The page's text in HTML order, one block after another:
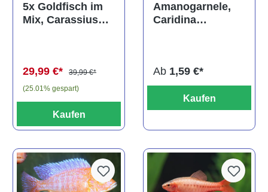
5x Goldfisch im
Mix, Carassius
29,99 €*
39,99 €*
(25.01% gespart)
Kaufen
Amanogarnele,
Caridina
Ab 1,59 €*
Kaufen